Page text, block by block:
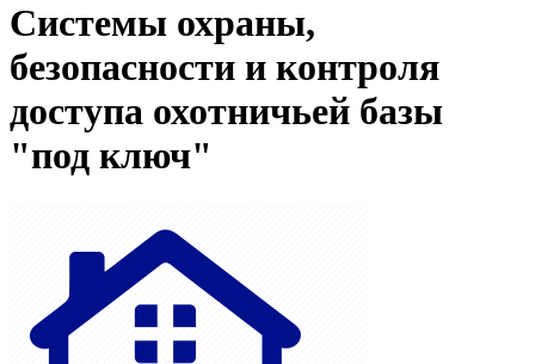
Системы охраны,
безопасности и контроля
доступа охотничьей базы
"под ключ"